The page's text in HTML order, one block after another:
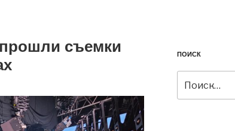
съемки
ПОИСК